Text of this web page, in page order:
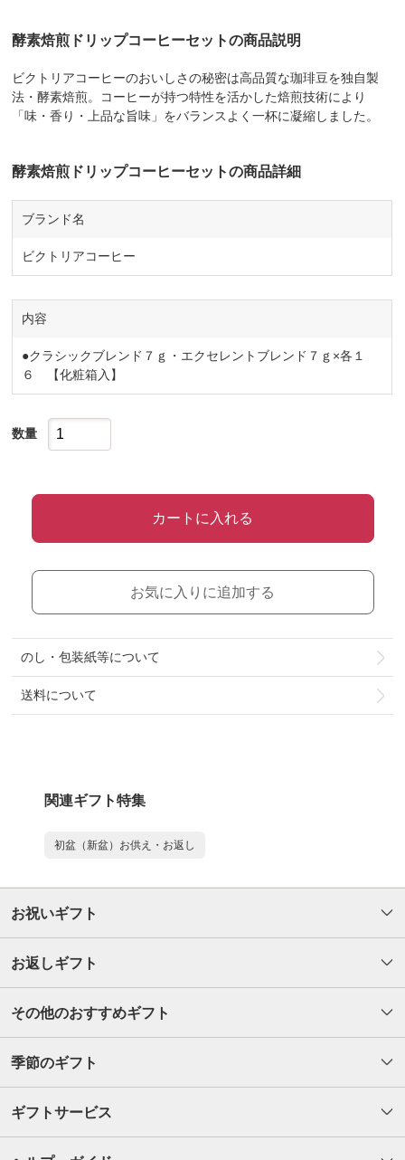
酵素焙煎ドリップコーヒーセットの商品説明
ビクトリアコーヒーのおいしさの秘密は高品質な珈琲豆を独自製
法・酵素焙煎。コーヒーが持つ特性を活かした焙煎技術により
「味・香り・上品な旨味」をバランスよく一杯に凝縮しました。
酵素焙煎ドリップコーヒーセットの商品詳細
ブランド名
ビクトリアコーヒー
内容
●クラシックブレンド７ｇ・エクセレントブレンド７ｇ×各１
６ 【化粧箱入】
数量
カートに入れる
お気に入りに追加する
のし・包装紙等について
送料について
関連ギフト特集
初盆（新盆）お供え・お返し
お祝いギフト
お返しギフト
その他のおすすめギフト
季節のギフト
ギフトサービス